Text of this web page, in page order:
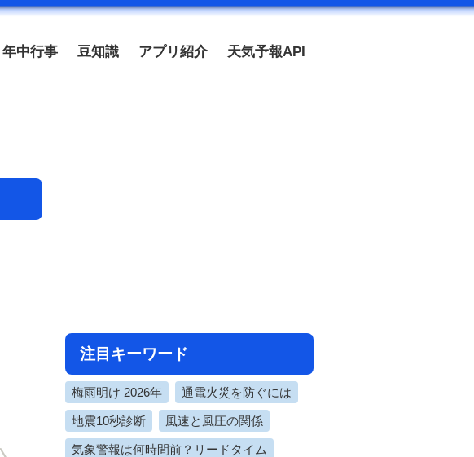
年中行事 豆知識 アプリ紹介 天気予報API
注目キーワード
梅雨明け 2026年 通電火災を防ぐには
地震10秒診断 風速と風圧の関係
気象警報は何時間前？リードタイム